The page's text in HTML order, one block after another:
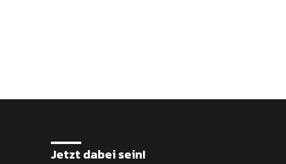
Jetzt dabei sein!